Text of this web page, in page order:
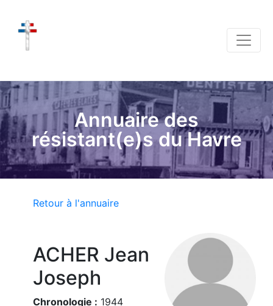
Annuaire des
résistant(e)s du Havre
Retour à l'annuaire
ACHER Jean
Joseph
Chronologie : 1944